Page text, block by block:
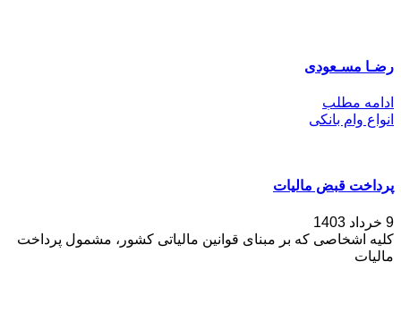
رضـا مسـعودی
ادامه مطلب
انواع وام بانکی
پرداخت قبض مالیات
9 خرداد 1403
کلیه اشخاصی که بر مبنای قوانین مالیاتی کشور، مشمول پرداخت
مالیات